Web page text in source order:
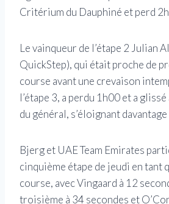
Critérium du Dauphiné et perd
Le vainqueur de l’étape 2 Julian
QuickStep), qui était proche de
course avant une crevaison
l’étape 3, a perdu 1h00 et a
du général, s’éloignant
Bjerg et UAE Team Emirates
cinquième étape de jeudi en tant
course, avec Vingaard à 12
troisième à 34 secondes et